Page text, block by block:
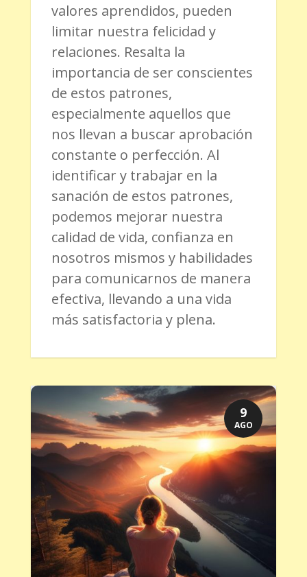
valores aprendidos, pueden
limitar nuestra felicidad y
relaciones. Resalta la
importancia de ser conscientes
de estos patrones,
especialmente aquellos que
nos llevan a buscar aprobación
constante o perfección. Al
identificar y trabajar en la
sanación de estos patrones,
podemos mejorar nuestra
calidad de vida, confianza en
nosotros mismos y habilidades
para comunicarnos de manera
efectiva, llevando a una vida
más satisfactoria y plena.
9
AGO